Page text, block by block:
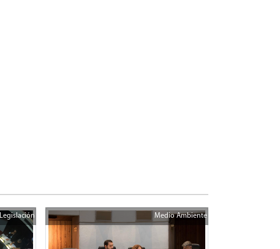
Legislación Medio Ambiente